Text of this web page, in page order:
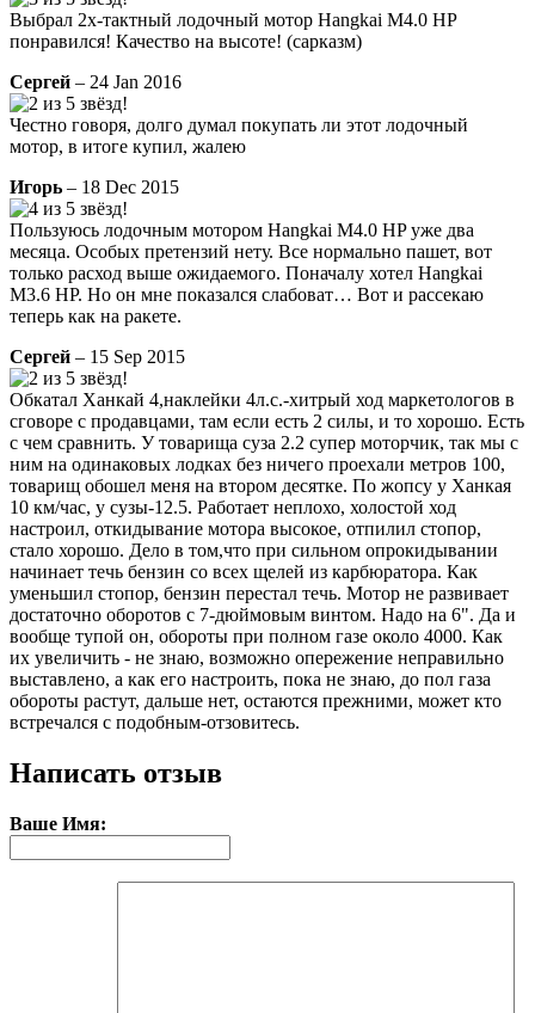
Выбрал 2х-тактный лодочный мотор Hangkai M4.0 HP
понравился! Качество на высоте! (сарказм)
Сергей – 24 Jan 2016
Честно говоря, долго думал покупать ли этот лодочный
мотор, в итоге купил, жалею
Игорь – 18 Dec 2015
Пользуюсь лодочным мотором Hangkai M4.0 HP уже два
месяца. Особых претензий нету. Все нормально пашет, вот
только расход выше ожидаемого. Поначалу хотел Hangkai
M3.6 HP. Но он мне показался слабоват… Вот и рассекаю
теперь как на ракете.
Сергей – 15 Sep 2015
Обкатал Ханкай 4,наклейки 4л.с.-хитрый ход маркетологов в
сговоре с продавцами, там если есть 2 силы, и то хорошо. Есть
с чем сравнить. У товарища суза 2.2 супер моторчик, так мы с
ним на одинаковых лодках без ничего проехали метров 100,
товарищ обошел меня на втором десятке. По жопсу у Ханкая
10 км/час, у сузы-12.5. Работает неплохо, холостой ход
настроил, откидывание мотора высокое, отпилил стопор,
стало хорошо. Дело в том,что при сильном опрокидывании
начинает течь бензин со всех щелей из карбюратора. Как
уменьшил стопор, бензин перестал течь. Мотор не развивает
достаточно оборотов с 7-дюймовым винтом. Надо на 6". Да и
вообще тупой он, обороты при полном газе около 4000. Как
их увеличить - не знаю, возможно опережение неправильно
выставлено, а как его настроить, пока не знаю, до пол газа
обороты растут, дальше нет, остаются прежними, может кто
встречался с подобным-отзовитесь.
Написать отзыв
Ваше Имя: